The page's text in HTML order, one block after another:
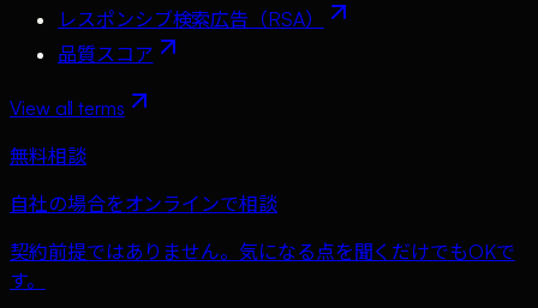
レスポンシブ検索広告（RSA）
品質スコア
View all terms
無料相談
自社の場合をオンラインで相談
契約前提ではありません。気になる点を聞くだけでもOKで
す。